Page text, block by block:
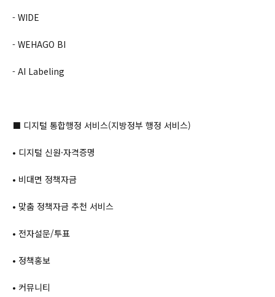
- WIDE
- WEHAGO BI
- AI Labeling
⬛ 디지털 통합행정 서비스(지방정부 행정 서비스)
• 디지털 신원·자격증명
• 비대면 정책자금
• 맞춤 정책자금 추천 서비스
• 전자설문/투표
• 정책홍보
• 커뮤니티